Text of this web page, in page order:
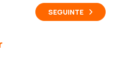
SEGUINTE